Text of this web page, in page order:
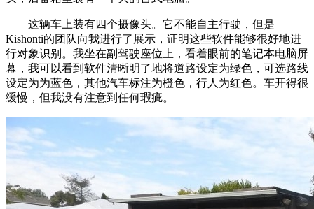
这辆车上装有四个摄像头。它不能自主行驶，但是
Kishonti的团队向我进行了展示，证明这些软件能够很好地进
行对象识别。我坐在副驾驶座位上，看着眼前的笔记本电脑屏
幕，我可以看到软件清晰明了地将道路设定为绿色，可选路线
设定为为蓝色，其他汽车标注为橙色，行人为红色。车开得很
缓慢，但我没有注意到任何瑕疵。